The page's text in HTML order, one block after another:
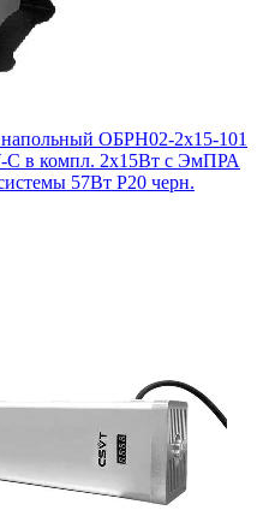
ОБРН02-2х15-101
C в компл. 2х15Вт с ЭмПРА
57Вт P20 черн.